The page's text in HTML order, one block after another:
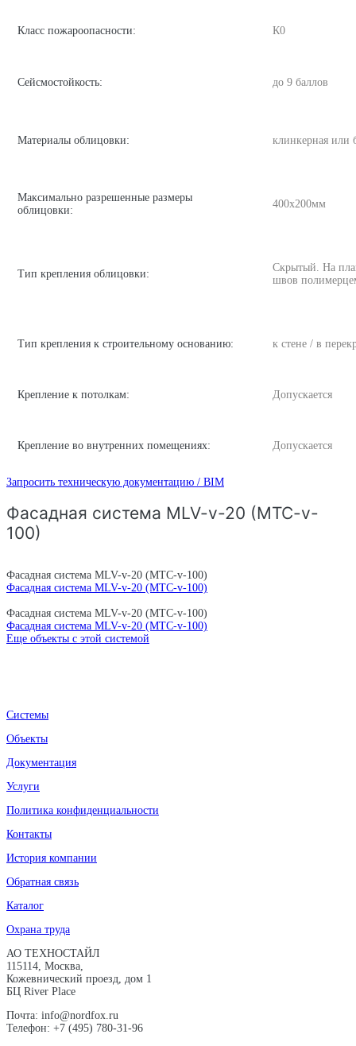
Класс пожароопасности: К0
Сейсмостойкость: до 9 баллов
Материалы облицовки: клинкерная или
Максимально разрешенные размеры
облицовки:
400х200мм
Тип крепления облицовки:
Скрытый. На
швов
Тип крепления к строительному основанию: к стене / в
Крепление к потолкам: Допускается
Крепление во внутренних помещениях: Допускается
Запросить техническую документацию / BIM
Фасадная система MLV-v-20 (MTC-v-
100)
Фасадная система MLV-v-20 (MTC-v-100)
Фасадная система MLV-v-20 (MTC-v-100)
Фасадная система MLV-v-20 (MTC-v-100)
Фасадная система MLV-v-20 (MTC-v-100)
Еще объекты с этой системой
Системы
Объекты
Документация
Услуги
Политика конфиденциальности
Контакты
История компании
Обратная связь
Каталог
Охрана труда
АО ТЕХНОСТАЙЛ
115114, Москва,
Кожевнический проезд, дом 1
БЦ River Place
Почта: info@nordfox.ru
Телефон: +7 (495) 780-31-96